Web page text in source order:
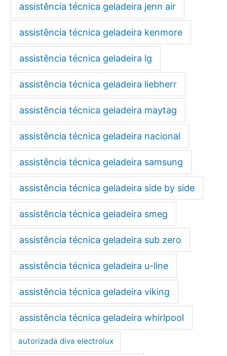
assistência técnica geladeira jenn air
assistência técnica geladeira kenmore
assistência técnica geladeira lg
assistência técnica geladeira liebherr
assistência técnica geladeira maytag
assistência técnica geladeira nacional
assistência técnica geladeira samsung
assistência técnica geladeira side by side
assistência técnica geladeira smeg
assistência técnica geladeira sub zero
assistência técnica geladeira u-line
assistência técnica geladeira viking
assistência técnica geladeira whirlpool
autorizada diva electrolux